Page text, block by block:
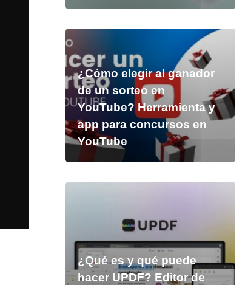
¿Cómo elegir al ganador
de un sorteo en
YouTube? Herramienta y
app para concursos en
YouTube
¿Qué es y qué puede
hacer UPDF? Editor de